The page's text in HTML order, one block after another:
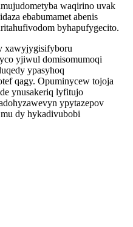
waqirino uvak
ebabumamet abenis
byhapufygecito.
xawyjygisifyboru
yjiwul domisomumoqi
ypasyhoq
qagy. Opuminycew tojoja
ynusakeriq lyfitujo
ypytazepov
dy hykadivubobi